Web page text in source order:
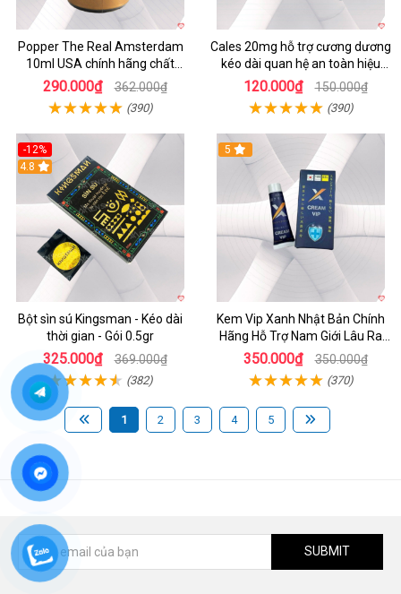
Popper The Real Amsterdam
10ml USA chính hãng chất
lượng cao
290.000₫ 362.000₫
(390)
Cales 20mg hỗ trợ cương dương
kéo dài quan hệ an toàn hiệu
quả
120.000₫ 150.000₫
(390)
-12%
Hot
4.8
Bột sìn sú Kingsman - Kéo dài
thời gian - Gói 0.5gr
325.000₫ 369.000₫
(382)
5
Kem Vip Xanh Nhật Bản Chính
Hãng Hỗ Trợ Nam Giới Lâu Ra
Tăng Cường Sinh Lý
350.000₫ 350.000₫
(370)
1 2 3 4 5
SUBMIT